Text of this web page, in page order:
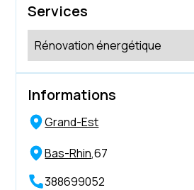
Services
Rénovation énergétique
Informations
Grand-Est
Bas-Rhin,67
388699052